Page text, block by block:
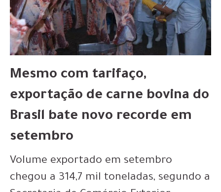
Mesmo com tarifaço,
exportação de carne bovina do
Brasil bate novo recorde em
setembro
Volume exportado em setembro
chegou a 314,7 mil toneladas, segundo a